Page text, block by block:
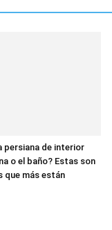
persiana de interior
o el baño? Estas son
que más están